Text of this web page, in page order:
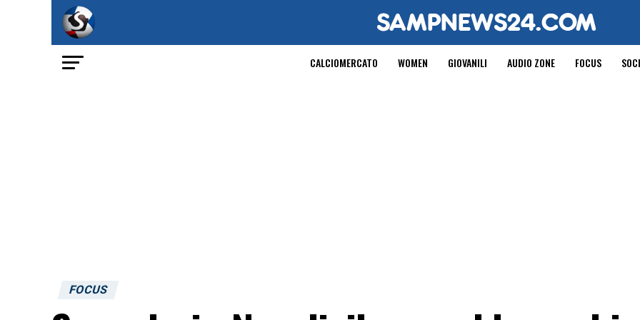
CALCIOMERCATO WOMEN GIOVANILI AUDIO ZONE FOCUS
FOCUS